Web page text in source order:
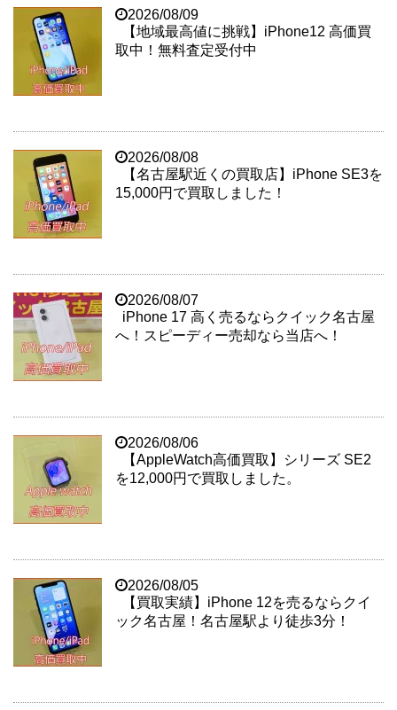
2026/08/09
【地域最高値に挑戦】iPhone12 高価買
取中！無料査定受付中
2026/08/08
【名古屋駅近くの買取店】iPhone SE3を
15,000円で買取しました！
2026/08/07
iPhone 17 高く売るならクイック名古屋
へ！スピーディー売却なら当店へ！
2026/08/06
【AppleWatch高価買取】シリーズ SE2
を12,000円で買取しました。
2026/08/05
【買取実績】iPhone 12を売るならクイ
ック名古屋！名古屋駅より徒歩3分！